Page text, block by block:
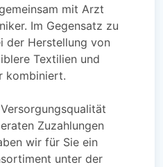
mit Arzt
Im Gegensatz zu
der Herstellung von
Textilien und
kombiniert.
Zuzahlungen
wir für Sie ein
unter der